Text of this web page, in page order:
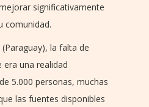
significativamente
comunidad.
la falta de
era una realidad
5.000 personas, muchas
las fuentes disponibles